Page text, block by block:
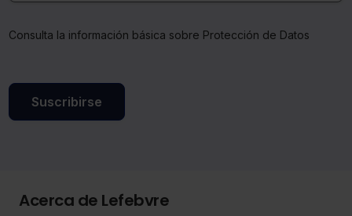
Consulta la información básica sobre Protección de Datos
Suscribirse
Acerca de Lefebvre